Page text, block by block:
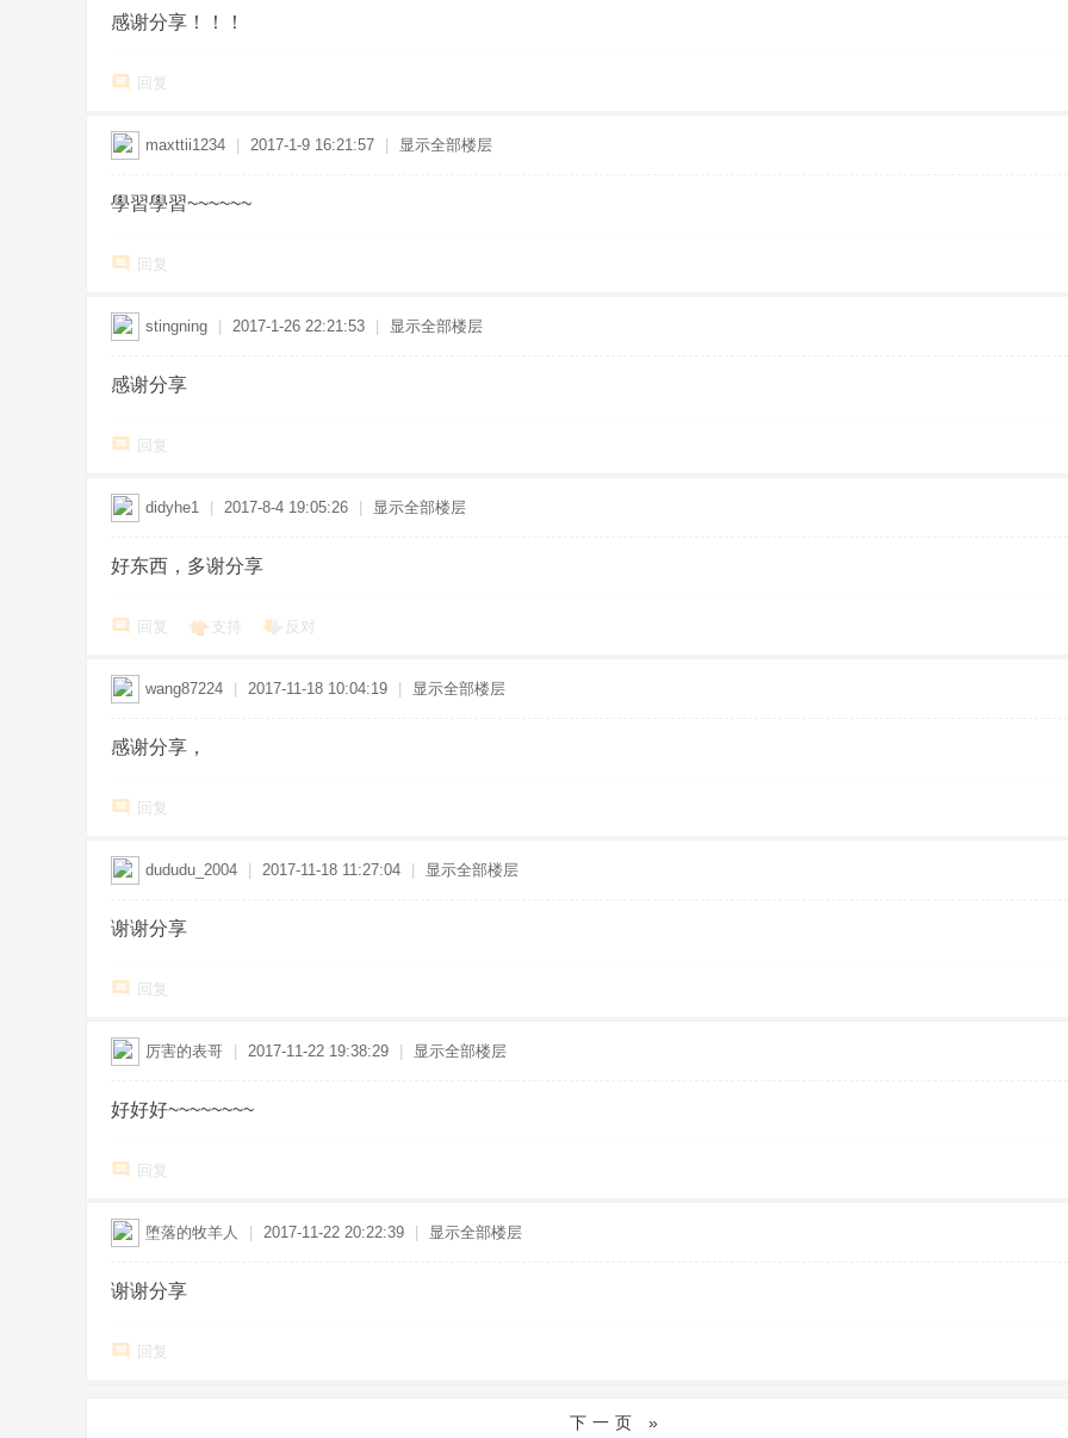
感谢分享！！！
回复
maxttii1234 2017-1-9 16:21:57 显示全部楼层
學習學習~~~~~~
回复
stingning 2017-1-26 22:21:53 显示全部楼层
感谢分享
回复
didyhe1 2017-8-4 19:05:26 显示全部楼层
好东西，多谢分享
回复 支持 反对
wang87224 2017-11-18 10:04:19 显示全部楼层
感谢分享，
回复
dududu_2004 2017-11-18 11:27:04 显示全部楼层
谢谢分享
回复
厉害的表哥 2017-11-22 19:38:29 显示全部楼层
好好好~~~~~~~~
回复
堕落的牧羊人 2017-11-22 20:22:39 显示全部楼层
谢谢分享
回复
下一页 »